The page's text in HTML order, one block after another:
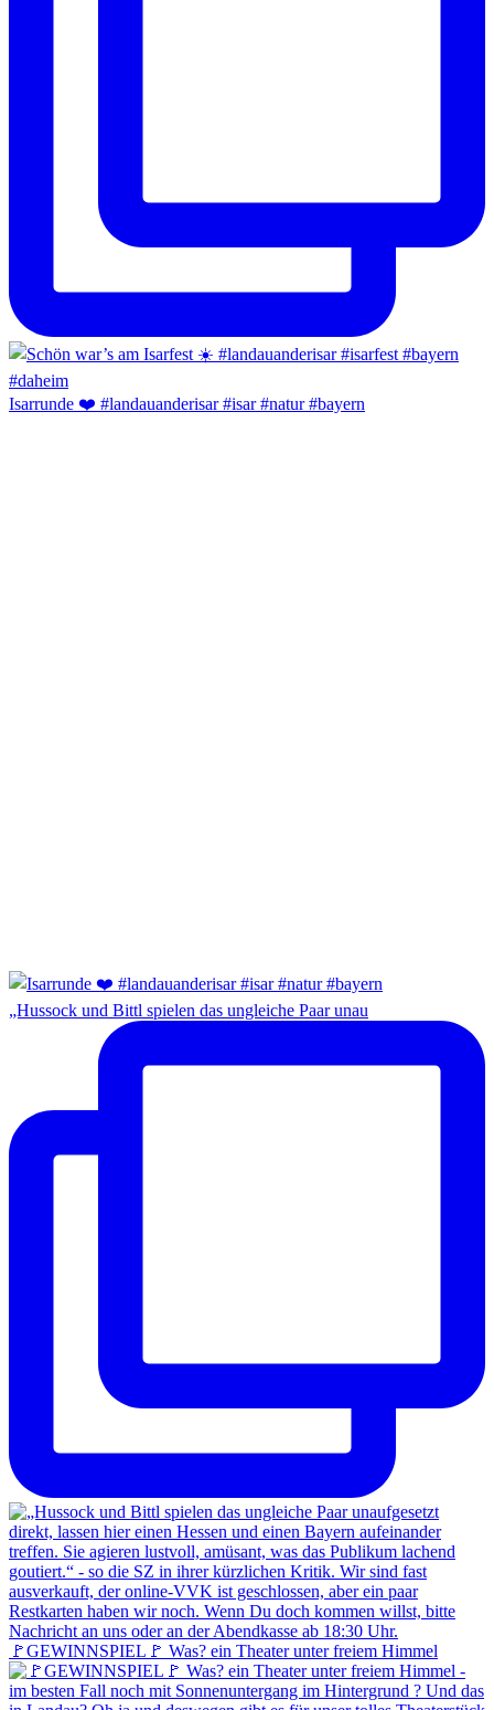
Isarrunde ❤️ #landauanderisar #isar #natur #bayern
„Hussock und Bittl spielen das ungleiche Paar unau
🚩GEWINNSPIEL🚩 Was? ein Theater unter freiem Himmel